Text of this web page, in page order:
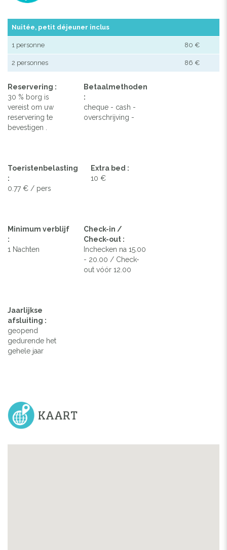
Nuitée, petit déjeuner inclus
1 personne 80 €
2 personnes 86 €
Reservering :
30 % borg is
vereist om uw
reservering te
bevestigen .
Betaalmethoden
:
cheque - cash -
overschrijving -
Toeristenbelasting
:
0.77 € / pers
Extra bed :
10 €
Minimum verblijf
:
1 Nachten
Check-in /
Check-out :
Inchecken na 15.00
- 20.00 / Check-
out vóór 12.00
Jaarlijkse
afsluiting :
geopend
gedurende het
gehele jaar
KAART